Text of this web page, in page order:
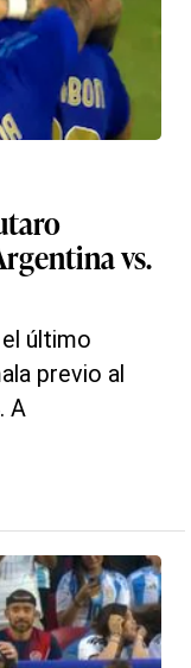
vs.
último
previo al
A